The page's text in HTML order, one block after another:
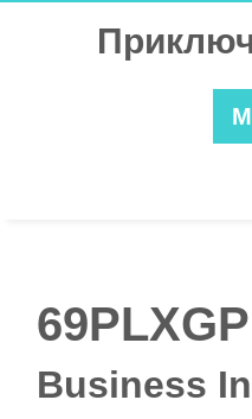
Business